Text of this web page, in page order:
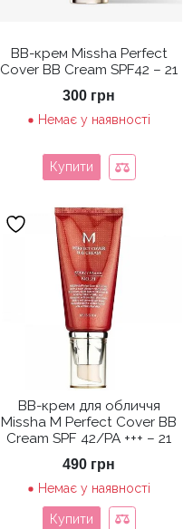
BB-крем Missha Perfect
Cover BB Cream SPF42 – 21
300 грн
Немає у наявності
Купити
BB-крем для обличчя
Missha M Perfect Cover BB
Cream SPF 42/PA +++ – 21
490 грн
Немає у наявності
Купити